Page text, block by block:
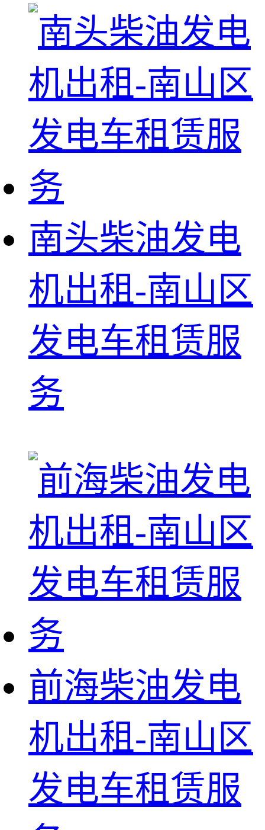
南头柴油发电
机出租-南山区
发电车租赁服
务
前海柴油发电
机出租-南山区
发电车租赁服